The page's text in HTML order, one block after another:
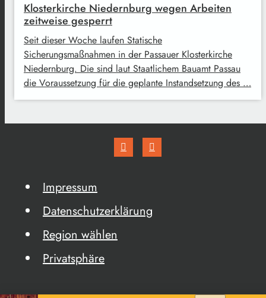
Klosterkirche Niedernburg wegen Arbeiten
zeitweise gesperrt
Seit dieser Woche laufen Statische
Sicherungsmaßnahmen in der Passauer Klosterkirche
Niedernburg. Die sind laut Staatlichem Bauamt Passau
die Voraussetzung für die geplante Instandsetzung des …
Impressum
Datenschutzerklärung
Region wählen
Privatsphäre